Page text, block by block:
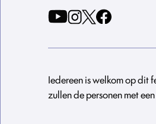
Iedereen is welkom op dit
zullen de personen met